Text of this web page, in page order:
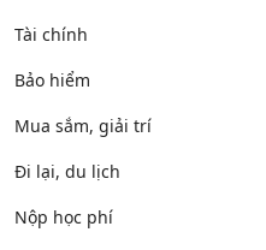
Tài chính
Bảo hiểm
Mua sắm, giải trí
Đi lại, du lịch
Nộp học phí